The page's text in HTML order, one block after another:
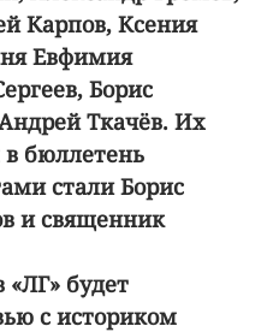
Карпов, Ксения
Евфимия
Борис
Ткачёв. Их
бюллетень
стали Борис
и священник
будет
с историком